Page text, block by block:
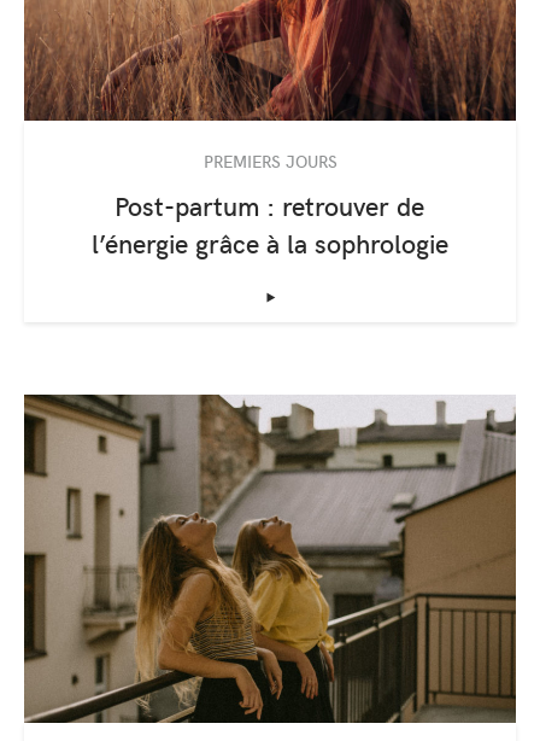
PREMIERS JOURS
Post-partum : retrouver de
l’énergie grâce à la sophrologie
‣